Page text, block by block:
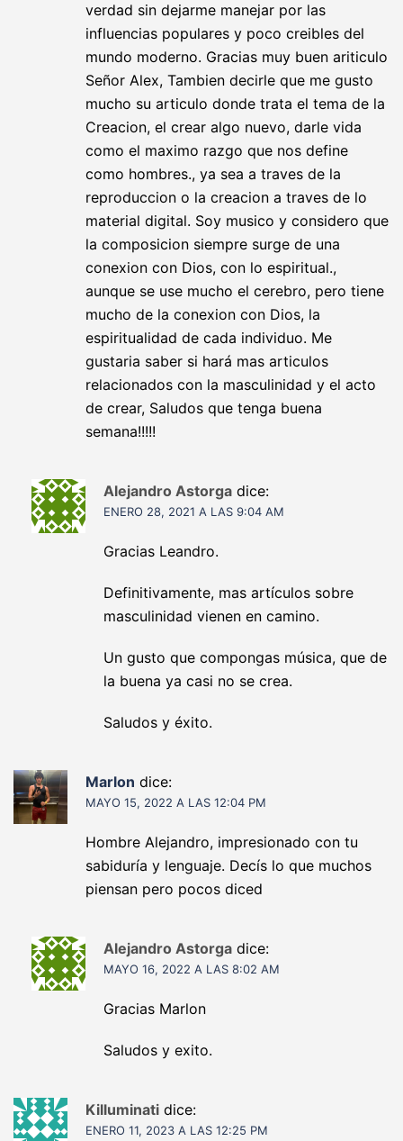
verdad sin dejarme manejar por las
influencias populares y poco creibles del
mundo moderno. Gracias muy buen ariticulo
Señor Alex, Tambien decirle que me gusto
mucho su articulo donde trata el tema de la
Creacion, el crear algo nuevo, darle vida
como el maximo razgo que nos define
como hombres., ya sea a traves de la
reproduccion o la creacion a traves de lo
material digital. Soy musico y considero que
la composicion siempre surge de una
conexion con Dios, con lo espiritual.,
aunque se use mucho el cerebro, pero tiene
mucho de la conexion con Dios, la
espiritualidad de cada individuo. Me
gustaria saber si hará mas articulos
relacionados con la masculinidad y el acto
de crear, Saludos que tenga buena
semana!!!!!
Alejandro Astorga dice:
ENERO 28, 2021 A LAS 9:04 AM
Gracias Leandro.
Definitivamente, mas artículos sobre
masculinidad vienen en camino.
Un gusto que compongas música, que de
la buena ya casi no se crea.
Saludos y éxito.
Marlon dice:
MAYO 15, 2022 A LAS 12:04 PM
Hombre Alejandro, impresionado con tu
sabiduría y lenguaje. Decís lo que muchos
piensan pero pocos diced
Alejandro Astorga dice:
MAYO 16, 2022 A LAS 8:02 AM
Gracias Marlon
Saludos y exito.
Killuminati dice:
ENERO 11, 2023 A LAS 12:25 PM